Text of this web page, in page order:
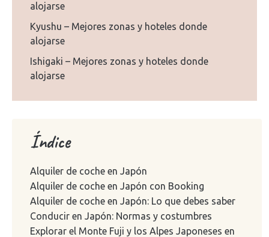
alojarse
Kyushu – Mejores zonas y hoteles donde
alojarse
Ishigaki – Mejores zonas y hoteles donde
alojarse
Índice
Alquiler de coche en Japón
Alquiler de coche en Japón con Booking
Alquiler de coche en Japón: Lo que debes saber
Conducir en Japón: Normas y costumbres
Explorar el Monte Fuji y los Alpes Japoneses en